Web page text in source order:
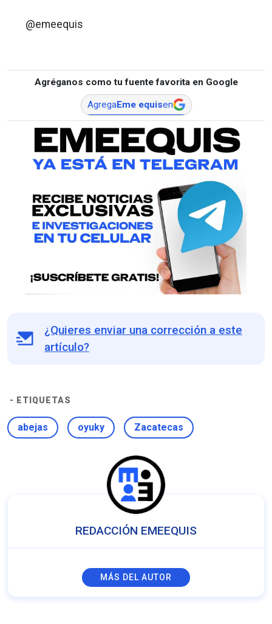
@emeequis
Agréganos como tu fuente favorita en Google
AgregaEme equisen
¿Quieres enviar una corrección a este
artículo?
- ETIQUETAS
abejas oyuky Zacatecas
REDACCIÓN EMEEQUIS
MÁS DEL AUTOR